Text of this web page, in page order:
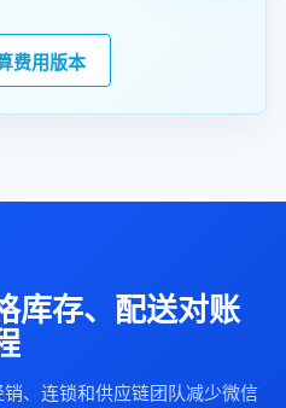
费用版本
库存、配送对账
、连锁和供应链团队减少微信